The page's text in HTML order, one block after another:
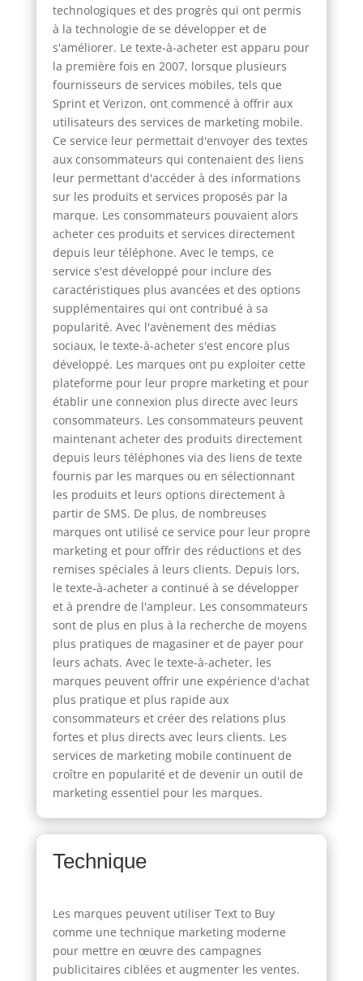
technologiques et des progrès qui ont permis
à la technologie de se développer et de
s'améliorer. Le texte-à-acheter est apparu pour
la première fois en 2007, lorsque plusieurs
fournisseurs de services mobiles, tels que
Sprint et Verizon, ont commencé à offrir aux
utilisateurs des services de marketing mobile.
Ce service leur permettait d'envoyer des textes
aux consommateurs qui contenaient des liens
leur permettant d'accéder à des informations
sur les produits et services proposés par la
marque. Les consommateurs pouvaient alors
acheter ces produits et services directement
depuis leur téléphone. Avec le temps, ce
service s'est développé pour inclure des
caractéristiques plus avancées et des options
supplémentaires qui ont contribué à sa
popularité. Avec l'avènement des médias
sociaux, le texte-à-acheter s'est encore plus
développé. Les marques ont pu exploiter cette
plateforme pour leur propre marketing et pour
établir une connexion plus directe avec leurs
consommateurs. Les consommateurs peuvent
maintenant acheter des produits directement
depuis leurs téléphones via des liens de texte
fournis par les marques ou en sélectionnant
les produits et leurs options directement à
partir de SMS. De plus, de nombreuses
marques ont utilisé ce service pour leur propre
marketing et pour offrir des réductions et des
remises spéciales à leurs clients. Depuis lors,
le texte-à-acheter a continué à se développer
et à prendre de l'ampleur. Les consommateurs
sont de plus en plus à la recherche de moyens
plus pratiques de magasiner et de payer pour
leurs achats. Avec le texte-à-acheter, les
marques peuvent offrir une expérience d'achat
plus pratique et plus rapide aux
consommateurs et créer des relations plus
fortes et plus directs avec leurs clients. Les
services de marketing mobile continuent de
croître en popularité et de devenir un outil de
marketing essentiel pour les marques.
Technique
Les marques peuvent utiliser Text to Buy
comme une technique marketing moderne
pour mettre en œuvre des campagnes
publicitaires ciblées et augmenter les ventes.